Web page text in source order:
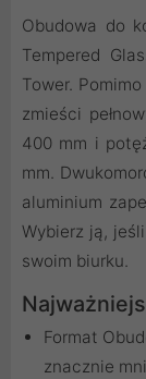
Obudowa do
Tempered
Tower.
zmieści
400 mm i
mm.
aluminium
Wybierz ją,
swoim biurku.
Format
znacznie